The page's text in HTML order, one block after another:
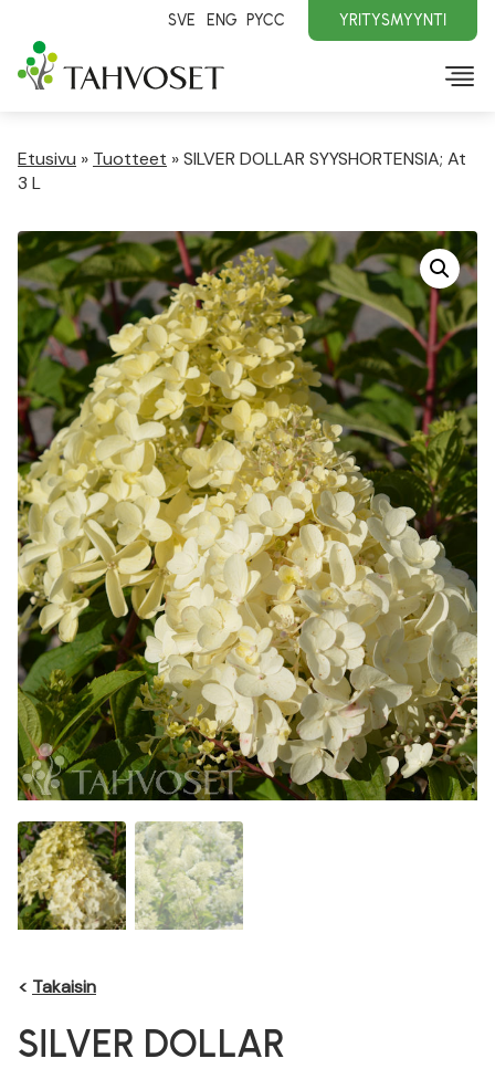
SVE ENG PYCC YRITYSMYYNTI
Etusivu » Tuotteet »SILVER DOLLAR SYYSHORTENSIA; At
3 L
< Takaisin
SILVER DOLLAR